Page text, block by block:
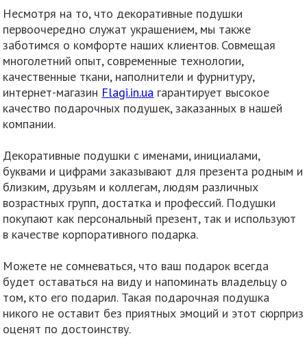
Несмотря на то, что декоративные подушки
первоочередно служат украшением, мы также
заботимся о комфорте наших клиентов. Совмещая
многолетний опыт, современные технологии,
качественные ткани, наполнители и фурнитуру,
интернет-магазин Flagi.in.ua гарантирует высокое
качество подарочных подушек, заказанных в нашей
компании.
Декоративные подушки с именами, инициалами,
буквами и цифрами заказывают для презента родным и
близким, друзьям и коллегам, людям различных
возрастных групп, достатка и профессий. Подушки
покупают как персональный презент, так и используют
в качестве корпоративного подарка.
Можете не сомневаться, что ваш подарок всегда
будет оставаться на виду и напоминать владельцу о
том, кто его подарил. Такая подарочная подушка
никого не оставит без приятных эмоций и этот сюрприз
оценят по достоинству.